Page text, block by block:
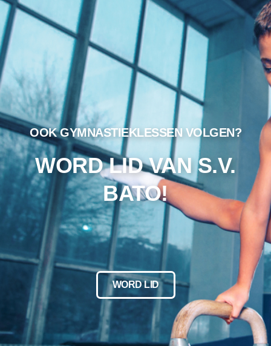
OOK GYMNASTIEKLESSEN VOLGEN?
WORD LID VAN S.V.
BATO!
WORD LID